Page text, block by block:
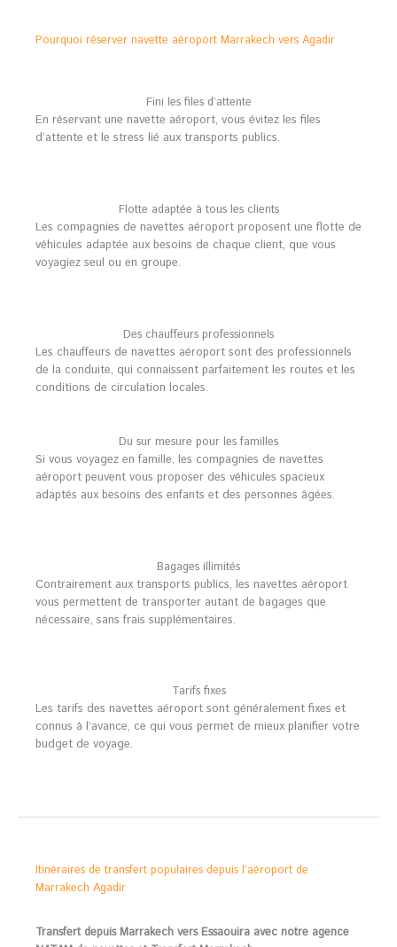
Pourquoi réserver navette aéroport Marrakech vers Agadir
Fini les files d’attente
En réservant une navette aéroport, vous évitez les files
d’attente et le stress lié aux transports publics.
Flotte adaptée à tous les clients
Les compagnies de navettes aéroport proposent une flotte de
véhicules adaptée aux besoins de chaque client, que vous
voyagiez seul ou en groupe.
Des chauffeurs professionnels
Les chauffeurs de navettes aéroport sont des professionnels
de la conduite, qui connaissent parfaitement les routes et les
conditions de circulation locales.
Du sur mesure pour les familles
Si vous voyagez en famille, les compagnies de navettes
aéroport peuvent vous proposer des véhicules spacieux
adaptés aux besoins des enfants et des personnes âgées.
Bagages illimités
Contrairement aux transports publics, les navettes aéroport
vous permettent de transporter autant de bagages que
nécessaire, sans frais supplémentaires.
Tarifs fixes
Les tarifs des navettes aéroport sont généralement fixes et
connus à l’avance, ce qui vous permet de mieux planifier votre
budget de voyage.
Itinéraires de transfert populaires depuis l’aéroport de
Marrakech Agadir
Transfert depuis Marrakech vers Essaouira avec notre agence